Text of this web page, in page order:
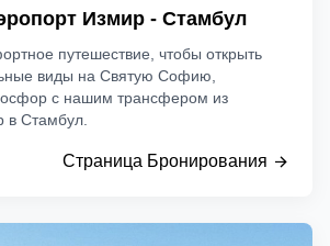
Измир - Стамбул
путешествие, чтобы открыть
виды на Святую Софию,
с нашим трансфером из
в Стамбул.
Страница Бронирования